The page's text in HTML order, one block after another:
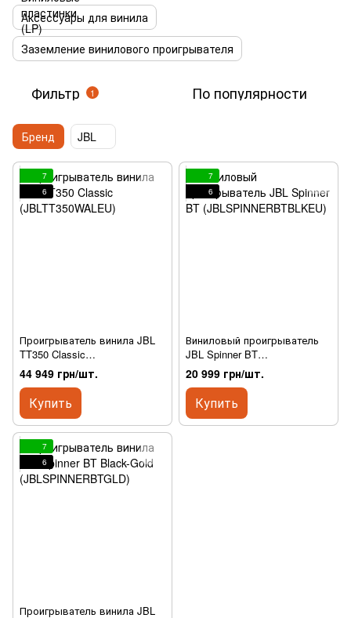
Аксессуары для винила
Заземление винилового проигрывателя
Фильтр 1 По популярности
Бренд JBL
7
6
Проигрыватель винила JBL
TT350 Classic
(JBLTT350WALEU)
44 949 грн/шт.
Купить
7
6
Виниловый проигрыватель
JBL Spinner BT
(JBLSPINNERBTBLKEU)
20 999 грн/шт.
Купить
7
6
Проигрыватель винила JBL